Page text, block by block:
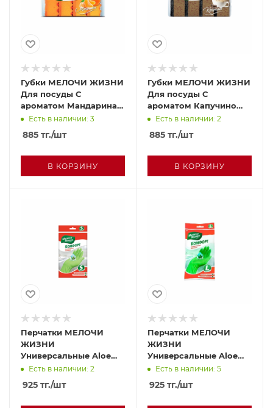
Губки МЕЛОЧИ ЖИЗНИ
Для посуды С
ароматом Мандарина
4шт м/у
Есть в наличии: 3
885 тг./шт
В КОРЗИНУ
Губки МЕЛОЧИ ЖИЗНИ
Для посуды С
ароматом Капучино
4шт м/у
Есть в наличии: 2
885 тг./шт
В КОРЗИНУ
Перчатки МЕЛОЧИ
ЖИЗНИ
Универсальные Aloe
Vera S
Есть в наличии: 2
925 тг./шт
Перчатки МЕЛОЧИ
ЖИЗНИ
Универсальные Aloe
Vera L
Есть в наличии: 5
925 тг./шт